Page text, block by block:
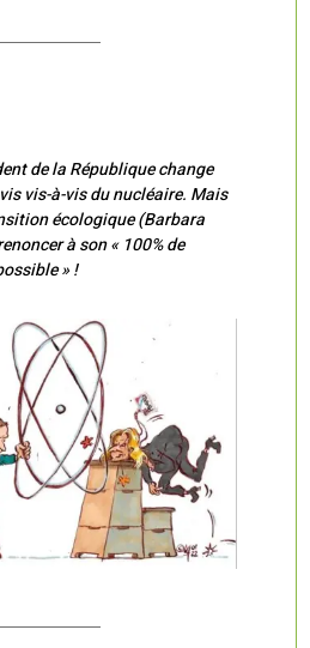
de la République change
vis-à-vis du nucléaire. Mais
écologique (Barbara
à son « 100% de
» !